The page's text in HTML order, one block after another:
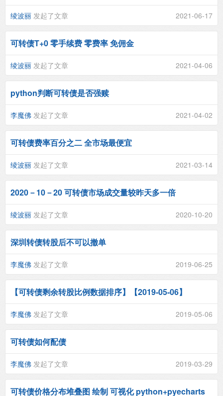
绫波丽 发起了文章 2021-06-17
可转债T+0 零手续费 零费率 免佣金
绫波丽 发起了文章 2021-04-06
python判断可转债是否强赎
李魔佛 发起了文章 2021-04-02
可转债费率百分之二 全市场最便宜
绫波丽 发起了文章 2021-03-14
2020－10－20 可转债市场成交量较昨天多一倍
绫波丽 发起了文章 2020-10-20
深圳转债转股后不可以撤单
李魔佛 发起了文章 2019-06-25
【可转债剩余转股比例数据排序】【2019-05-06】
李魔佛 发起了文章 2019-05-06
可转债如何配债
李魔佛 发起了文章 2019-03-29
可转债价格分布堆叠图 绘制 可视化 python+pyecharts